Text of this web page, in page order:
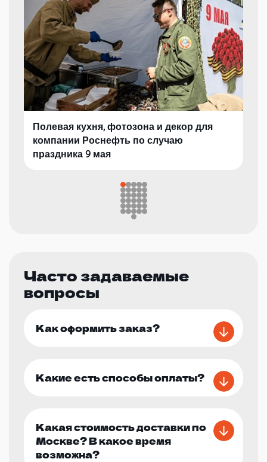
Полевая кухня, фотозона и декор для
компании Роснефть по случаю
праздника 9 мая
Часто задаваемые
вопросы
Как оформить заказ?
Какие есть способы оплаты?
Какая стоимость доставки по
Москве? В какое время
возможна?